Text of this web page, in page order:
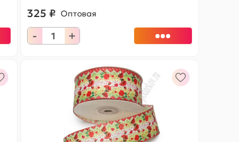
325 ₽ Оптовая
- +